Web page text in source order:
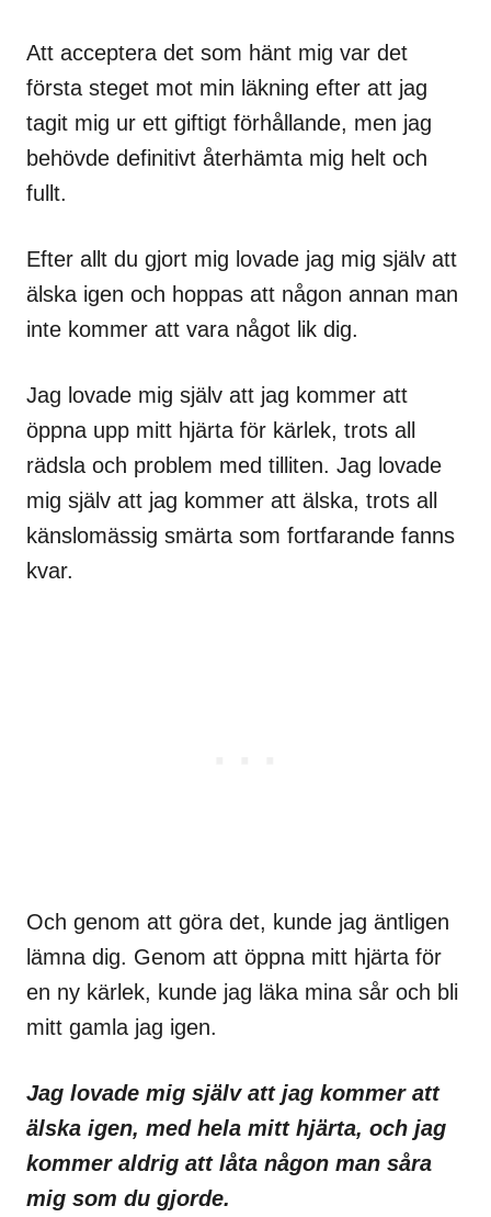
Att acceptera det som hänt mig var det
första steget mot min läkning efter att jag
tagit mig ur ett giftigt förhållande, men jag
behövde definitivt återhämta mig helt och
fullt.
Efter allt du gjort mig lovade jag mig själv att
älska igen och hoppas att någon annan man
inte kommer att vara något lik dig.
Jag lovade mig själv att jag kommer att
öppna upp mitt hjärta för kärlek, trots all
rädsla och problem med tilliten. Jag lovade
mig själv att jag kommer att älska, trots all
känslomässig smärta som fortfarande fanns
kvar.
Och genom att göra det, kunde jag äntligen
lämna dig. Genom att öppna mitt hjärta för
en ny kärlek, kunde jag läka mina sår och bli
mitt gamla jag igen.
Jag lovade mig själv att jag kommer att
älska igen, med hela mitt hjärta, och jag
kommer aldrig att låta någon man såra
mig som du gjorde.